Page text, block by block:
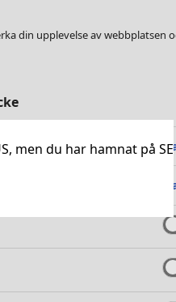
men du har hamnat på SE
din upplevelse av webbplatsen
Alltid
Alltid